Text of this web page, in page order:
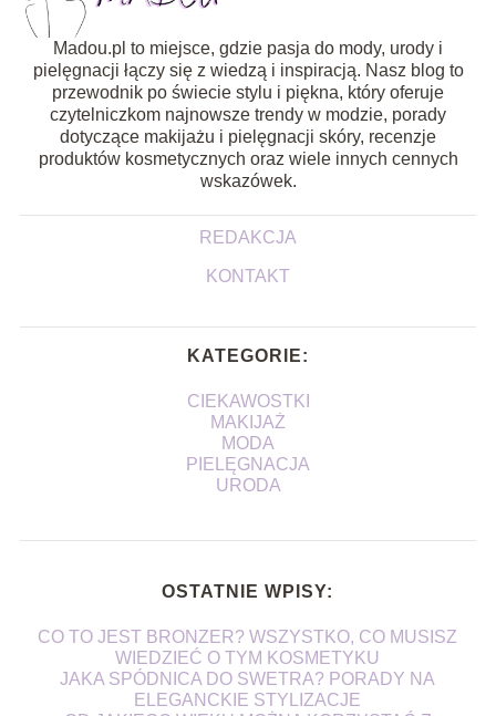
Madou.pl to miejsce, gdzie pasja do mody, urody i
pielęgnacji łączy się z wiedzą i inspiracją. Nasz blog to
przewodnik po świecie stylu i piękna, który oferuje
czytelniczkom najnowsze trendy w modzie, porady
dotyczące makijażu i pielęgnacji skóry, recenzje
produktów kosmetycznych oraz wiele innych cennych
wskazówek.
REDAKCJA
KONTAKT
KATEGORIE:
CIEKAWOSTKI
MAKIJAŻ
MODA
PIELĘGNACJA
URODA
OSTATNIE WPISY:
CO TO JEST BRONZER? WSZYSTKO, CO MUSISZ
WIEDZIEĆ O TYM KOSMETYKU
JAKA SPÓDNICA DO SWETRA? PORADY NA
ELEGANCKIE STYLIZACJE